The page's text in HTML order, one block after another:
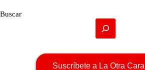
Buscar
Suscríbete a La Otra Cara